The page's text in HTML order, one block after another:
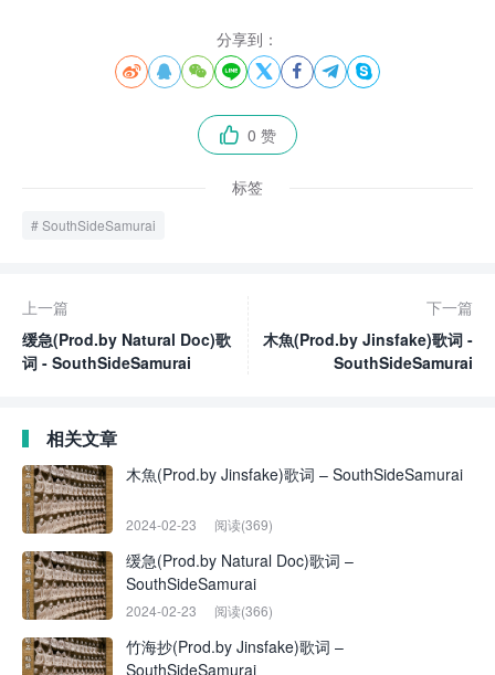
分享到：
       
 0 赞
标签
SouthSideSamurai
上一篇
缓急(Prod.by Natural Doc)歌
词 - SouthSideSamurai
下一篇
木魚(Prod.by Jinsfake)歌词 -
SouthSideSamurai
相关文章
木魚(Prod.by Jinsfake)歌词 – SouthSideSamurai
2024-02-23 阅读(369)
缓急(Prod.by Natural Doc)歌词 –
SouthSideSamurai
2024-02-23 阅读(366)
竹海抄(Prod.by Jinsfake)歌词 –
SouthSideSamurai